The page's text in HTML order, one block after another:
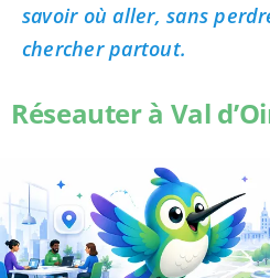
savoir où aller, sans
chercher partout.
Réseauter à Val